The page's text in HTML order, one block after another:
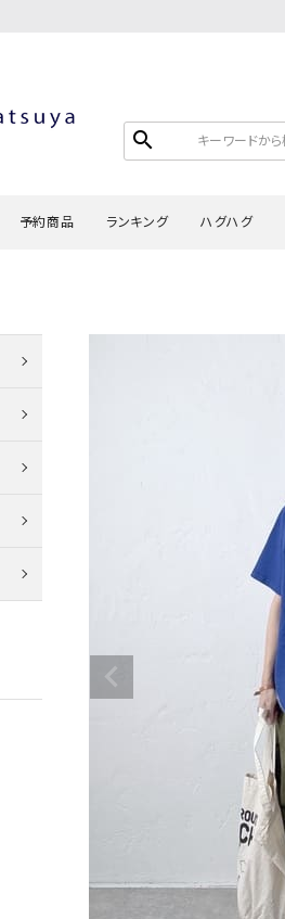
search
予約商品 ランキング ハグハグ
タンクトッ
デニムパンツ
その他のパ
ジャケット
コート
その他アウ